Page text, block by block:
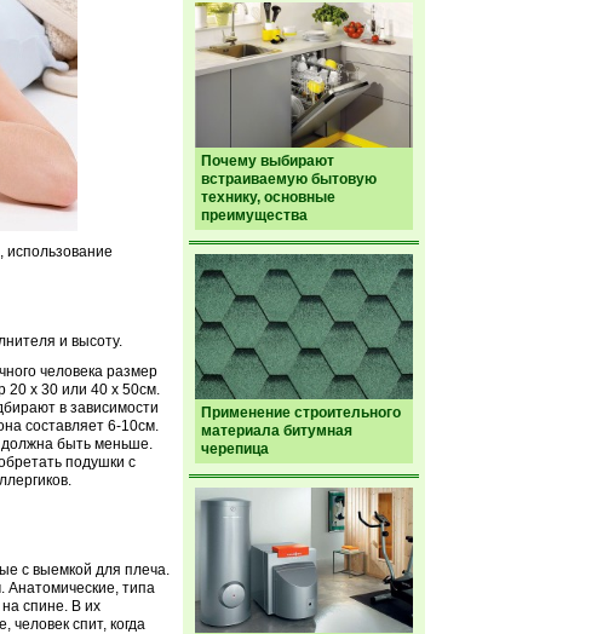
Почему выбирают
встраиваемую бытовую
технику, основные
преимущества
Применение строительного
материала битумная
черепица
использование
и высоту.
человека размер
х 30 или 40 х 50см.
в зависимости
составляет 6-10см.
должна быть меньше.
подушки с
с выемкой для плеча.
Анатомические, типа
спине. В их
спит, когда